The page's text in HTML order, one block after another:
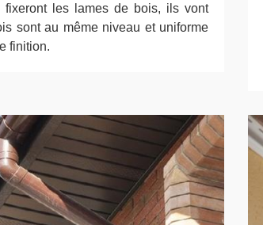
fixeront les lames de bois, ils vont
sont au même niveau et uniforme
finition.